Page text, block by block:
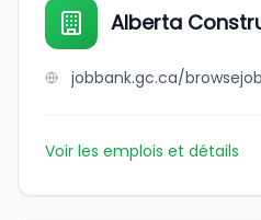
Alberta
Voir les emplois et détails